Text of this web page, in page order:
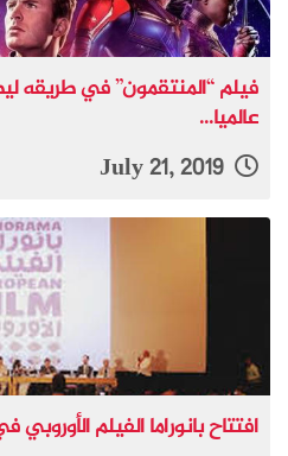
فيلم “المنتقمون” في طريقه
عالميا...
July 21, 2019
افتتاح بانوراما الفيلم الأوروبي